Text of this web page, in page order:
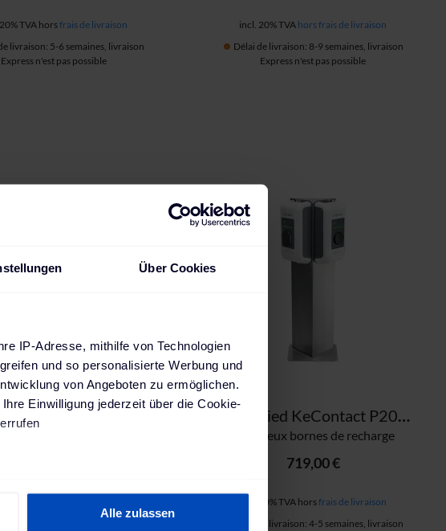
Über Cookies
IP-Adresse, mithilfe von Technologien
und so personalisierte Werbung und
von Angeboten zu ermöglichen.
Einwilligung jederzeit über die Cookie-
Alle zulassen
TVA horsfrais de livraison
livraison: 5-6 semaines, livraison
Express n'est pas possible
incl. 20% TVA hors frais de livraison
Délai de livraison: 8-9 semaines, livraison
Express n'est pas possible
KEBA pied KeContact P20/30 (triangle)
pour deux bornes de recharge
719,00 €
incl. 20% TVA horsfrais de livraison
Délai de livraison: 4-5 semaines, livraison